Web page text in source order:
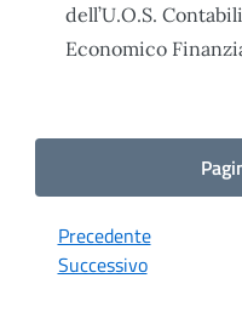
dell’U.O.S.
Economico
Precedente
Successivo